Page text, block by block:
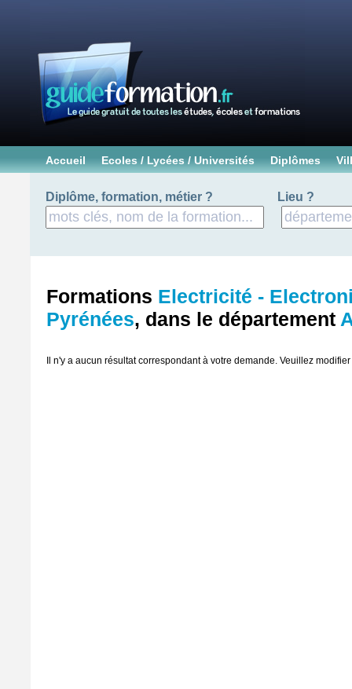
Accueil Ecoles / Lycées / Universités Diplômes
Diplôme, formation, métier ? Lieu ?
Formations Electricité -
Pyrénées, dans le département
Il n'y a aucun résultat correspondant à votre demande. Veuillez